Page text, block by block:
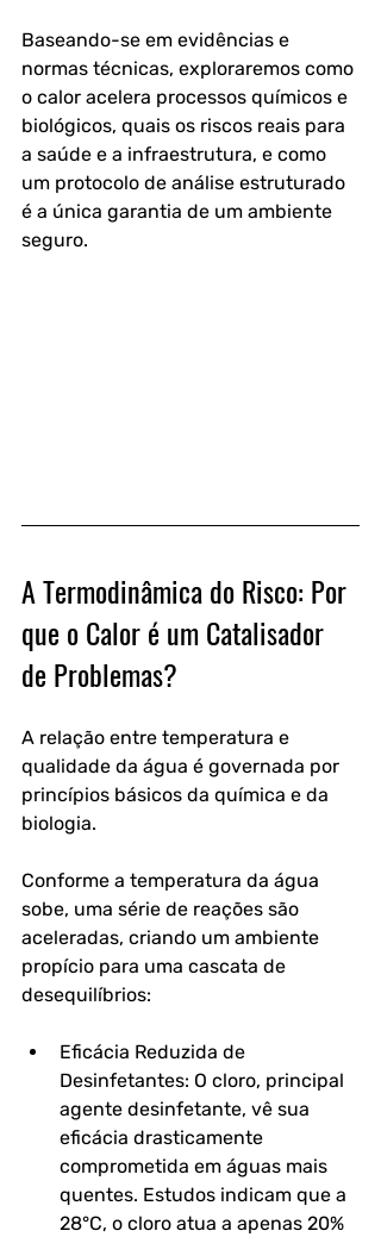
Baseando-se em evidências e
normas técnicas, exploraremos como
o calor acelera processos químicos e
biológicos, quais os riscos reais para
a saúde e a infraestrutura, e como
um protocolo de análise estruturado
é a única garantia de um ambiente
seguro.
A Termodinâmica do Risco: Por
que o Calor é um Catalisador
de Problemas?
A relação entre temperatura e
qualidade da água é governada por
princípios básicos da química e da
biologia.
Conforme a temperatura da água
sobe, uma série de reações são
aceleradas, criando um ambiente
propício para uma cascata de
desequilíbrios:
Eficácia Reduzida de
Desinfetantes: O cloro, principal
agente desinfetante, vê sua
eficácia drasticamente
comprometida em águas mais
quentes. Estudos indicam que a
28°C, o cloro atua a apenas 20%